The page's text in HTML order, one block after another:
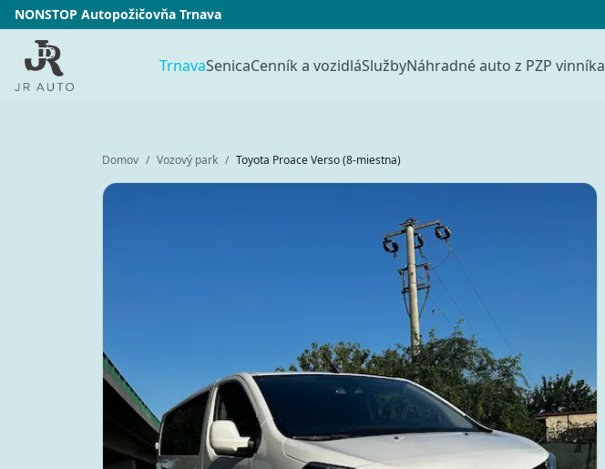
NONSTOP Autopožičovňa Trnava
TrnavaSenicaCenník a vozidláSlužbyNáhradné auto z PZP vinníka
Domov / Vozový park / Toyota Proace Verso (8-miestna)